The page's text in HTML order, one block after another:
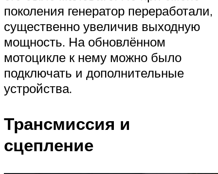
поколения генератор переработали,
существенно увеличив выходную
мощность. На обновлённом
мотоцикле к нему можно было
подключать и дополнительные
устройства.
Трансмиссия и
сцепление